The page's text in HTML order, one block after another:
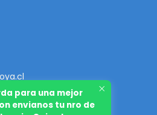
para una mejor
envianos tu nro de